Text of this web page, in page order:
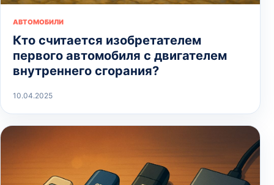
АВТОМОБИЛИ
Кто считается изобретателем
первого автомобиля с двигателем
внутреннего сгорания?
10.04.2025